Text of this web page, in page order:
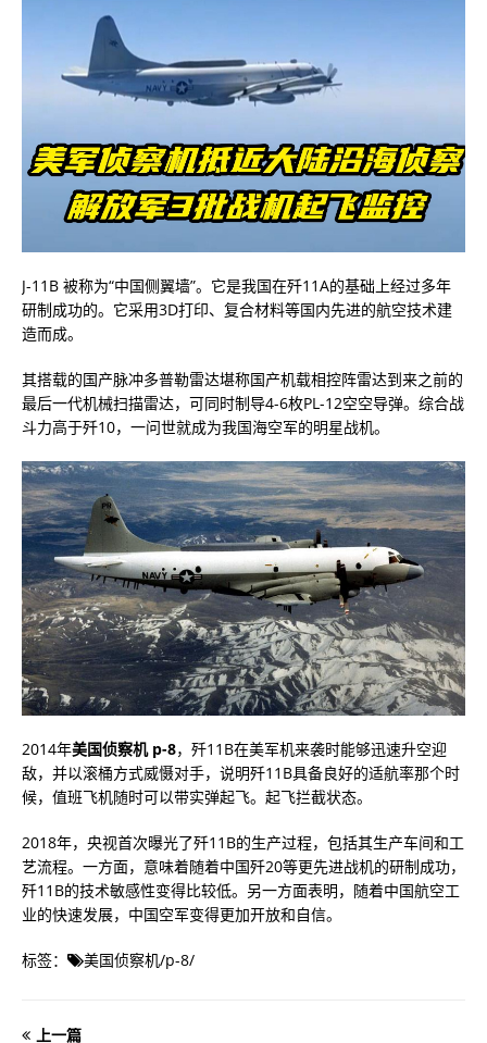
J-11B 被称为“中国侧翼墙”。它是我国在歼11A的基础上经过多年
研制成功的。它采用3D打印、复合材料等国内先进的航空技术建
造而成。
其搭载的国产脉冲多普勒雷达堪称国产机载相控阵雷达到来之前的
最后一代机械扫描雷达，可同时制导4-6枚PL-12空空导弹。综合战
斗力高于歼10，一问世就成为我国海空军的明星战机。
2014年美国侦察机 p-8，歼11B在美军机来袭时能够迅速升空迎
敌，并以滚桶方式威慑对手，说明歼11B具备良好的适航率那个时
候，值班飞机随时可以带实弹起飞。起飞拦截状态。
2018年，央视首次曝光了歼11B的生产过程，包括其生产车间和工
艺流程。一方面，意味着随着中国歼20等更先进战机的研制成功，
歼11B的技术敏感性变得比较低。另一方面表明，随着中国航空工
业的快速发展，中国空军变得更加开放和自信。
标签： 美国侦察机/p-8/
上一篇